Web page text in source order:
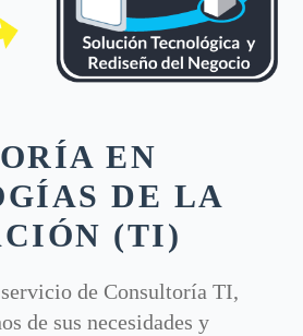
EN
DE LA
(TI)
de Consultoría TI,
de sus necesidades y